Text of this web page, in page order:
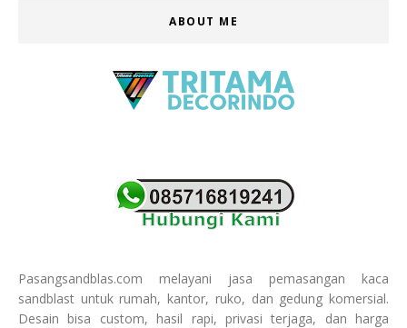
ABOUT ME
Pasangsandblas.com melayani jasa pemasangan kaca
sandblast untuk rumah, kantor, ruko, dan gedung komersial.
Desain bisa custom, hasil rapi, privasi terjaga, dan harga